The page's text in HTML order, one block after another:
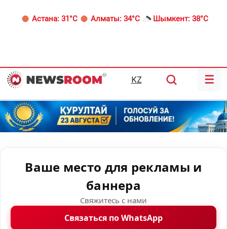
Астана: 31°C Алматы: 34°C Шымкент: 38°C
KZ ☰
Ваше место для рекламы и
баннера
Свяжитесь с нами
Связаться по WhatsApp